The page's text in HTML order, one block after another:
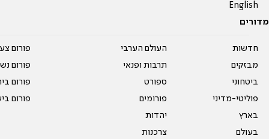
English
מדורים
חדשות
מבזקים
ביטחוני
פוליטי-מדיני
בארץ
בעולם
העולם הערבי
תרבות ופנאי
ספורט
פורומים
יהדות
צרכנות
פורום
פורום
פורום
פורום